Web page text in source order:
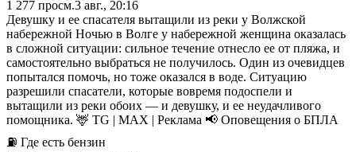
1 277 просм.3 авг., 20:16
Девушку и ее спасателя вытащили из реки у Волжской
набережной Ночью в Волге у набережной женщина оказалась
в сложной ситуации: сильное течение отнесло ее от пляжа, и
самостоятельно выбраться не получилось. Один из очевидцев
попытался помочь, но тоже оказался в воде. Ситуацию
разрешили спасатели, которые вовремя подоспели и
вытащили из реки обоих — и девушку, и ее неудачливого
помощника. 🦌 TG | MAX | Реклама 📢 Оповещения о БПЛА
⛽️ Где есть бензин